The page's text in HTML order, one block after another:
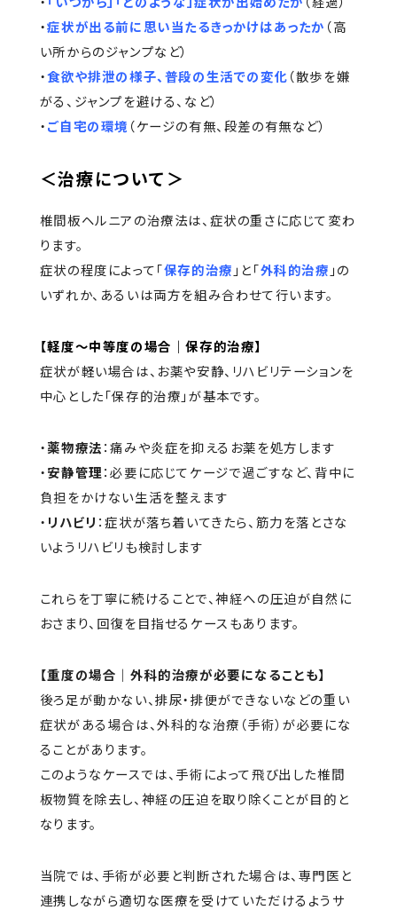
・症状が出る前に思い当たるきっかけはあったか （高
い所からのジャンプなど）
・食欲や排泄の様子、普段の生活での変化 （散歩を嫌
がる、ジャンプを避ける、など）
・ ご自宅の環境 （ケージの有無、段差の有無など）
＜治療について＞
椎間板ヘルニアの治療法は、症状の重さに応じて変わ
ります。
症状の程度によって「保存的治療 」と「外科的治療 」の
いずれか、あるいは両方を組み合わせて行います。
【軽度〜中等度の場合｜保存的治療】
症状が軽い場合は、お薬や安静、リハビリテーションを
中心とした「保存的治療」が基本です。
・ 薬物療法 ：痛みや炎症を抑えるお薬を処方します
・ 安静管理：必要に応じてケージで過ごすなど、背中に
負担をかけない生活を整えます
・ リハビリ ：症状が落ち着いてきたら、筋力を落とさな
いようリハビリも検討します
これらを丁寧に続けることで、神経への圧迫が自然に
おさまり、回復を目指せるケースもあります。
【重度の場合｜外科的治療が必要になることも】
後ろ足が動かない、排尿・排便ができないなどの重い
症状がある場合は、外科的な治療（手術）が必要にな
ることがあります。
このようなケースでは、手術によって飛び出した椎間
板物質を除去し、神経の圧迫を取り除くことが目的と
なります。
当院では、手術が必要と判断された場合は、専門医と
連携しながら適切な医療を受けていただけるようサ